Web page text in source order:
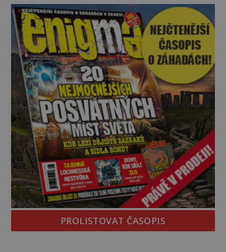
jistotou neví, kdo jej napsal, kdy vznikl ani co
vlastně vypráví. Rohoncský kodex se poprvé
objevuje v roce
PROLISTOVAT ČASOPIS